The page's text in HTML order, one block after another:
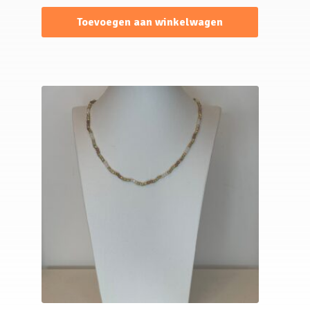
Toevoegen aan winkelwagen